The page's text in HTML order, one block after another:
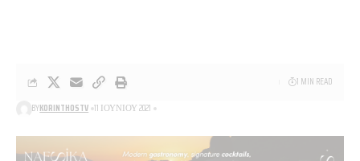
BYKORINTHOSTV 11 ΙΟΥΝΊΟΥ 2021
1 MIN READ